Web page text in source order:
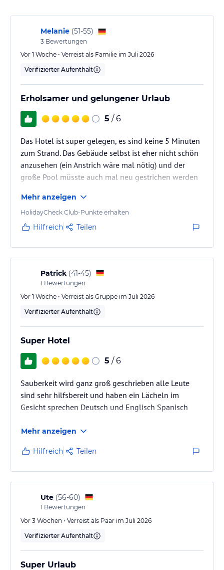
Swimmingpools.
Sonstige Einrichtungen und Services
Ganz besonders Freundlichkeit und persönlicher Service sowie
gute Sprachkenntnisse des Personals werden in unserem Hotel
grossgeschrieben- damit sich jeder Gast bei uns von Anfang an
wie zu Hause fühlt.
Hoteliers-/Veranstalter-/Kataloginformationen. Alle Angaben
ohne Gewähr und ohne Prüfung durch HolidayCheck. Bitte
lies vor der Buchung die verbindlichen
Angebotsdetails
jeweiligen Veranstalters.
Melanie (51-55)
3 Bewertungen
Vor 1 Woche • Verreist als Familie im Juli 2026
Verifizierter Aufenthalt
Erholsamer und gelungener Urlaub
5 / 6
Das Hotel ist super gelegen, es sind keine 5 Minuten
zum Strand. Das Gebäude selbst ist eher nicht schön
anzusehen (ein Anstrich wäre mal nötig) und der
große Pool müsste auch mal neu gestrichen werden
sind zweckmäßig und in den oberen Stockwerken hat
man einen tollen Blick (links und rechts am Hotel in
der ersten Reihe vorbei) aufs Meer. Badezimmer ist
eingerichtet (der Platz zwischen den Tischen ist
teilweise…
Mehr anzeigen
HolidayCheck Club-Punkte erhalten
Hilfreich Teilen
Patrick (41-45)
1 Bewertungen
Vor 1 Woche • Verreist als Gruppe im Juli 2026
Verifizierter Aufenthalt
Super Hotel
5 / 6
Sauberkeit wird ganz groß geschrieben alle Leute
sind sehr hilfsbereit und haben ein Lächeln im
Gesicht sprechen Deutsch und Englisch Spanisch
Mehr anzeigen
Hilfreich Teilen
Ute (56-60)
1 Bewertungen
Vor 3 Wochen • Verreist als Paar im Juli 2026
Verifizierter Aufenthalt
Super Urlaub